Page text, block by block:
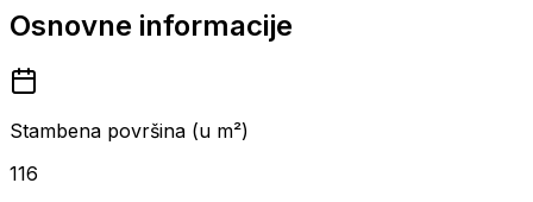
Osnovne informacije
Stambena površina (u m²)
116